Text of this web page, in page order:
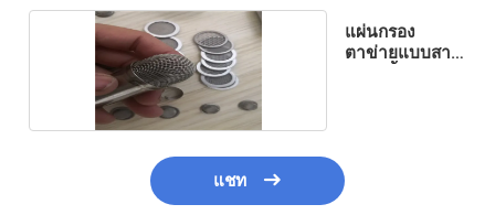
แผ่นกรอง
ตาข่ายแบบสาน
แชท